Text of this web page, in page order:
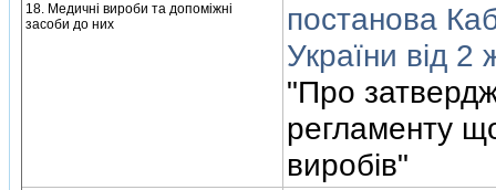
18. Медичнi вироби та допомiжнi
засоби до них
постанова
України вiд 2
"Про
регламенту
виробiв"